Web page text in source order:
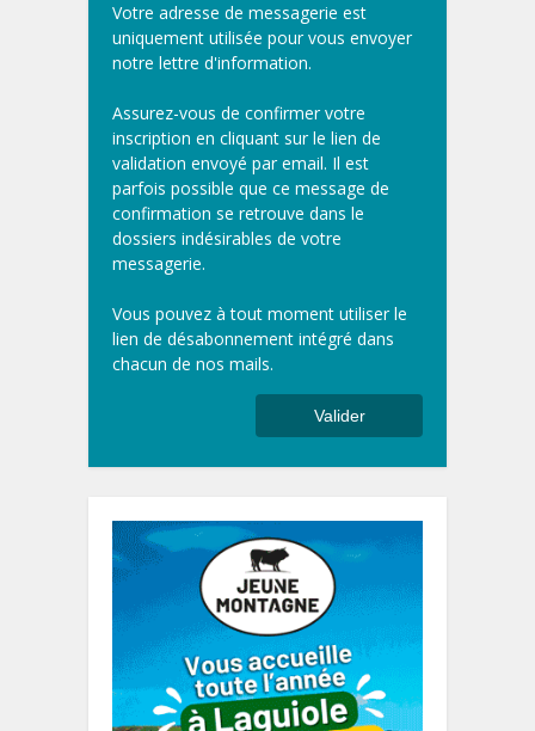
Votre adresse de messagerie est
uniquement utilisée pour vous envoyer
notre lettre d'information.
Assurez-vous de confirmer votre
inscription en cliquant sur le lien de
validation envoyé par email. Il est
parfois possible que ce message de
confirmation se retrouve dans le
dossiers indésirables de votre
messagerie.
Vous pouvez à tout moment utiliser le
lien de désabonnement intégré dans
chacun de nos mails.